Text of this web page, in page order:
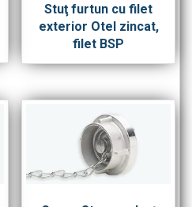
Stuţ furtun cu filet
exterior Otel zincat,
filet BSP